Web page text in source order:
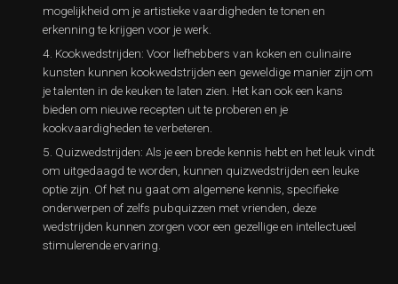
mogelijkheid om je artistieke vaardigheden te tonen en
erkenning te krijgen voor je werk.
Kookwedstrijden: Voor liefhebbers van koken en culinaire
kunsten kunnen kookwedstrijden een geweldige manier zijn om
je talenten in de keuken te laten zien. Het kan ook een kans
bieden om nieuwe recepten uit te proberen en je
kookvaardigheden te verbeteren.
Quizwedstrijden: Als je een brede kennis hebt en het leuk vindt
om uitgedaagd te worden, kunnen quizwedstrijden een leuke
optie zijn. Of het nu gaat om algemene kennis, specifieke
onderwerpen of zelfs pubquizzen met vrienden, deze
wedstrijden kunnen zorgen voor een gezellige en intellectueel
stimulerende ervaring.